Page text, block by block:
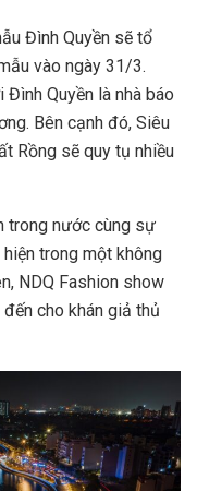
Đình Quyền sẽ tổ
vào ngày 31/3.
Quyền là nhà báo
Bên cạnh đó, Siêu
Rồng sẽ quy tụ nhiều
trong nước cùng sự
trong một không
NDQ Fashion show
cho khán giả thủ